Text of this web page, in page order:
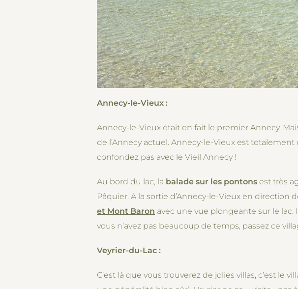
Annecy-le-Vieux :
Annecy-le-Vieux était en fait le premier Annecy.
de l’Annecy actuel. Annecy-le-Vieux est totalement
confondez pas avec le Vieil Annecy !
Au bord du lac, la balade sur les pontons est très
Pâquier. A la sortie d’Annecy-le-Vieux en direction
et Mont Baron avec une vue plongeante sur le lac.
vous n’avez pas beaucoup de temps, passez ce
Veyrier-du-Lac :
C’est là que vous trouverez de jolies villas, c’est le